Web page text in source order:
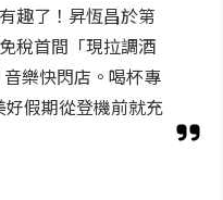
趣了！昇恆昌於第
稅首間「現拉調酒
樂快閃店。喝杯專
假期從登機前就充